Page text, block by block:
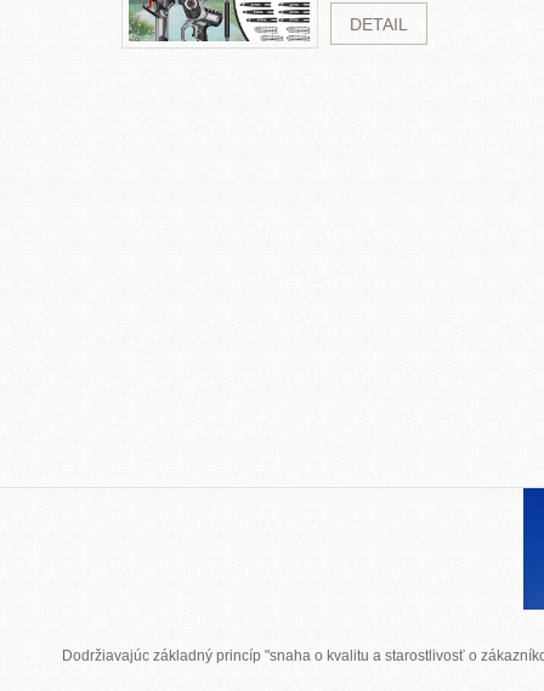
DETAIL
Dodržiavajúc základný princíp "snaha o kvalitu a starostlivosť o